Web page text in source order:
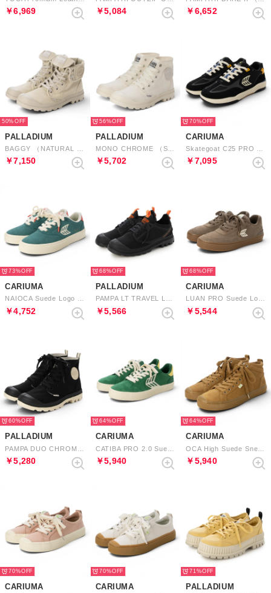
￥6,969 ￥5,084 ￥6,652
50%
PALLADIUM
￥7,150
56%
PALLADIUM
￥5,702
70%
CARIUMA
￥7,095
73%
CARIUMA
NAIOCA Suede Logo Sneaker （Teal Ivory Watermelon）
￥4,752
68%
PALLADIUM
PAMPA LT TRAVEL LO VT （BLACK）
￥5,566
68%
CARIUMA
LUAN PRO Suede Logo Sneaker （Dark Gum Teak Ivory）
￥5,544
60%
PALLADIUM
￥5,280
64%
CARIUMA
￥5,940
64%
CARIUMA
￥5,940
70%
CARIUMA
70%
CARIUMA
71%
PALLADIUM